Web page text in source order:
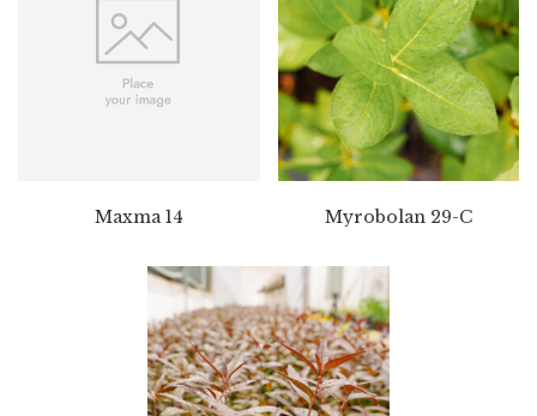
Maxma 14 Myrobolan 29-C